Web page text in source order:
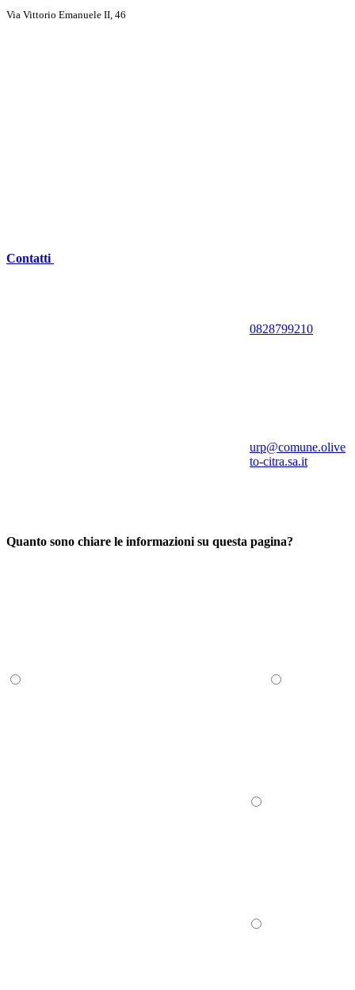
Via Vittorio Emanuele II, 46
Contatti
0828799210
urp@comune.olive
to-citra.sa.it
Quanto sono chiare le informazioni su questa pagina?